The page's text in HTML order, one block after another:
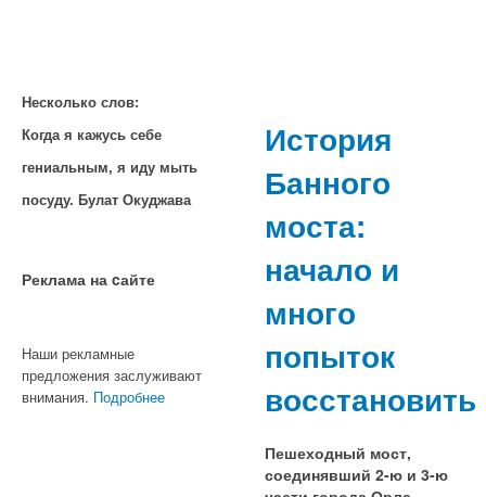
Несколько слов:
Когда я кажусь себе
гениальным, я иду мыть
посуду. Булат Окуджава
Реклама на cайте
Наши рекламные
предложения заслуживают
внимания. Подробнее
История
Банного
моста:
начало и
много
попыток
восстановить
Пешеходный мост,
соединявший 2-ю и 3-ю